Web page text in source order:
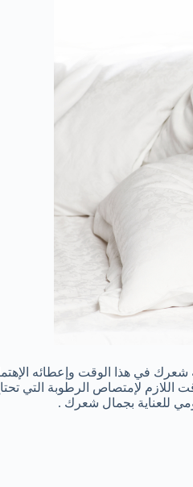
علي صحة شعرك في هذا الوقت وإعطائه
اللازم لإمتصاص الرطوبة التي
للعناية بجمال شعرك .